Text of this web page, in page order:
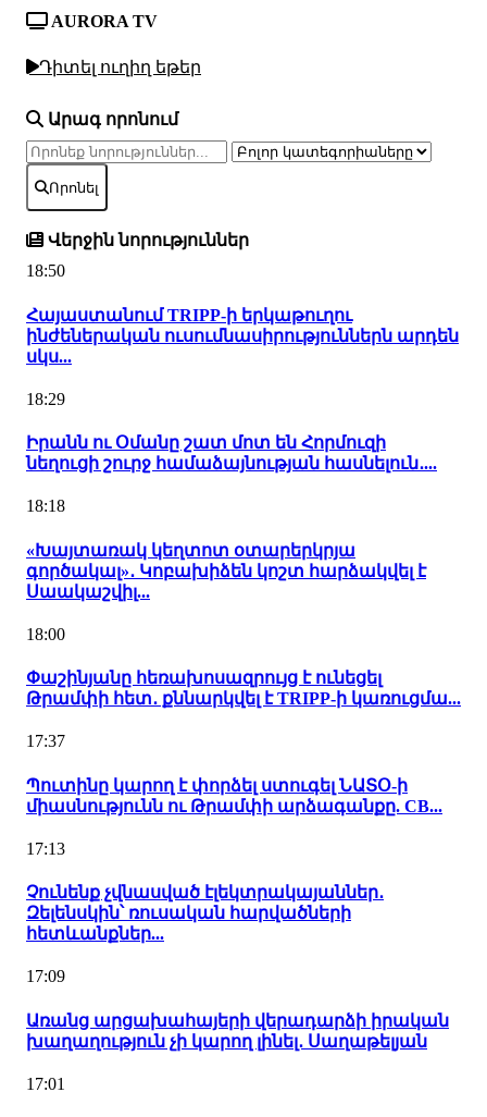
AURORA TV
Դիտել ուղիղ եթեր
Արագ որոնում
Որոնել
Վերջին նորություններ
18:50
Հայաստանում TRIPP-ի երկաթուղու
ինժեներական ուսումնասիրություններն արդեն
սկս...
18:29
Իրանն ու Օմանը շատ մոտ են Հորմուզի
նեղուցի շուրջ համաձայնության հասնելուն․...
18:18
«Խայտառակ կեղտոտ օտարերկրյա
գործակալ»․ Կոբախիձեն կոշտ հարձակվել է
Սաակաշվիլ...
18:00
Փաշինյանը հեռախոսազրույց է ունեցել
Թրամփի հետ․ քննարկվել է TRIPP-ի կառուցմա...
17:37
Պուտինը կարող է փորձել ստուգել ՆԱՏՕ-ի
միասնությունն ու Թրամփի արձագանքը. CB...
17:13
Չունենք չվնասված էլեկտրակայաններ․
Զելենսկին՝ ռուսական հարվածների
հետևանքներ...
17:09
Առանց արցախահայերի վերադարձի իրական
խաղաղություն չի կարող լինել․ Սաղաթելյան
17:01